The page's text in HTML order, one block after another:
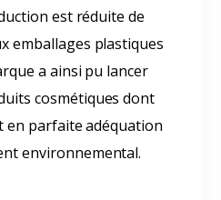
est réduite de
emballages plastiques
a ainsi pu lancer
cosmétiques dont
en parfaite adéquation
environnemental.